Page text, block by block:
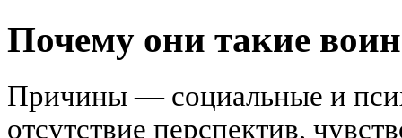
Почему они такие
Причины — социальные и
отсутствие перспектив,